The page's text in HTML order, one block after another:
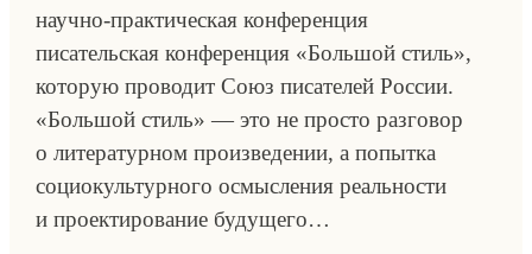
научно-практическая конференция
писательская конференция «Большой стиль»,
которую проводит Союз писателей России.
«Большой стиль» — это не просто разговор
о литературном произведении, а попытка
социокультурного осмысления реальности
и проектирование будущего…